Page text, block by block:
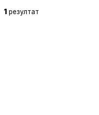
1 резултат